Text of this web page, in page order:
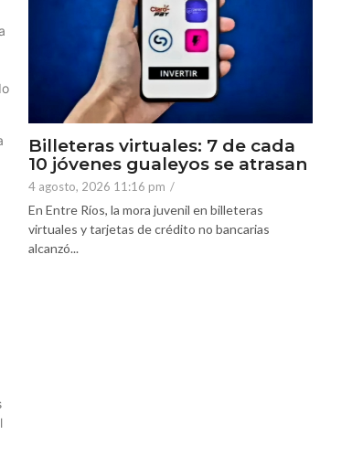
Billeteras virtuales: 7 de cada
10 jóvenes gualeyos se atrasan
4 agosto, 2026 11:16 pm /
En Entre Ríos, la mora juvenil en billeteras
virtuales y tarjetas de crédito no bancarias
alcanzó...